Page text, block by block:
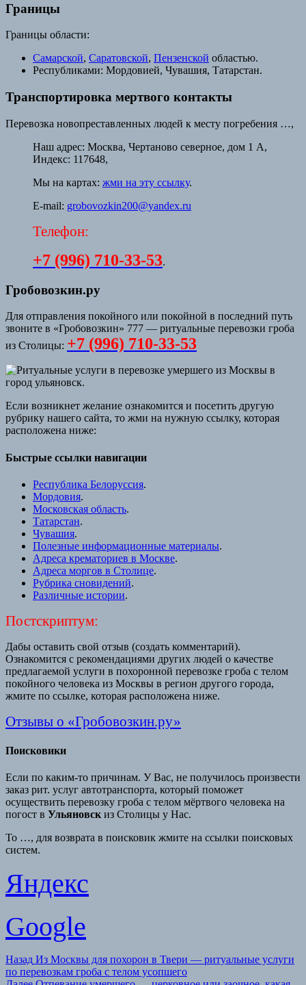
Границы
Границы области:
Самарской, Саратовской, Пензенской областью.
Республиками: Мордовией, Чувашия, Татарстан.
Транспортировка мертвого контакты
Перевозка новопреставленных людей к месту погребения …,
Наш адрес: Москва, Чертаново северное, дом 1 А,
Индекс: 117648,
Мы на картах: жми на эту ссылку.
E-mail: grobovozkin200@yandex.ru
Телефон:
+7 (996) 710-33-53.
Гробовозкин.ру
Для отправления покойного или покойной в последний путь
звоните в «Гробовозкин» 777 — ритуальные перевозки гроба
из Столицы: +7 (996) 710-33-53
Если возникнет желание ознакомится и посетить другую
рубрику нашего сайта, то жми на нужную ссылку, которая
расположена ниже:
Быстрые ссылки навигации
Республика Белоруссия.
Мордовия.
Московская область.
Татарстан.
Чувашия.
Полезные информационные материалы.
Адреса крематориев в Москве.
Адреса моргов в Столице.
Рубрика сновидений.
Различные истории.
Постскриптум:
Дабы оставить свой отзыв (создать комментарий).
Ознакомится с рекомендациями других людей о качестве
предлагаемой услуги в похоронной перевозке гроба с телом
покойного человека из Москвы в регион другого города,
жмите по ссылке, которая расположена ниже.
Отзывы о «Гробовозкин.ру»
Поисковики
Если по каким-то причинам. У Вас, не получилось произвести
заказ рит. услуг автотранспорта, который поможет
осуществить перевозку гроба с телом мёртвого человека на
погост в Ульяновск из Столицы у Нас.
То …, для возврата в поисковик жмите на ссылки поисковых
систем.
Яндекс
Google
Навигация
по
Назад Предыдущая
запись:
Из Москвы для похорон в Твери — ритуальные услуги
по перевозкам гроба с телом усопшего